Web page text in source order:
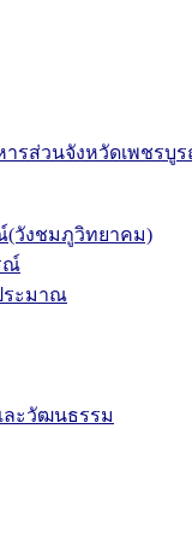
รส่วนจังหวัดเพชรบู
(วังชมภูวิทยาคม)
ณ์
ระมาณ
ละวัฒนธรรม